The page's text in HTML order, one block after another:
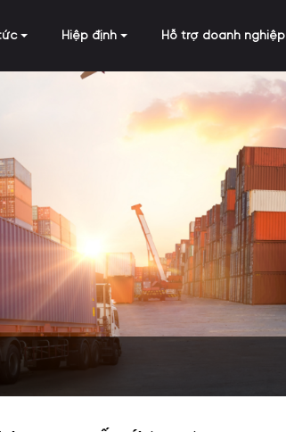
Hiệp định Hỗ trợ doanh nghiệp